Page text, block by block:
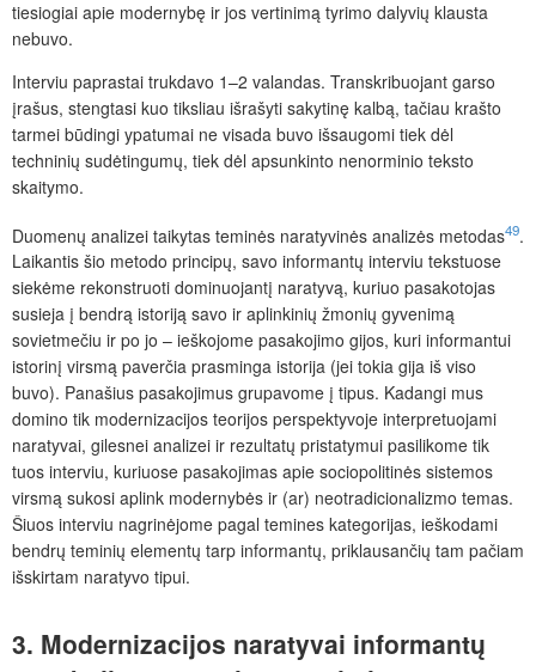
tiesiogiai apie modernybę ir jos vertinimą tyrimo dalyvių klausta
nebuvo.
Interviu paprastai trukdavo 1–2 valandas. Transkribuojant garso
įrašus, stengtasi kuo tiksliau išrašyti sakytinę kalbą, tačiau krašto
tarmei būdingi ypatumai ne visada buvo išsaugomi tiek dėl
techninių sudėtingumų, tiek dėl apsunkinto nenorminio teksto
skaitymo.
Duomenų analizei taikytas teminės naratyvinės analizės metodas49.
Laikantis šio metodo principų, savo informantų interviu tekstuose
siekėme rekonstruoti dominuojantį naratyvą, kuriuo pasakotojas
susieja į bendrą istoriją savo ir aplinkinių žmonių gyvenimą
sovietmečiu ir po jo – ieškojome pasakojimo gijos, kuri informantui
istorinį virsmą paverčia prasminga istorija (jei tokia gija iš viso
buvo). Panašius pasakojimus grupavome į tipus. Kadangi mus
domino tik modernizacijos teorijos perspektyvoje interpretuojami
naratyvai, gilesnei analizei ir rezultatų pristatymui pasilikome tik
tuos interviu, kuriuose pasakojimas apie sociopolitinės sistemos
virsmą sukosi aplink modernybės ir (ar) neotradicionalizmo temas.
Šiuos interviu nagrinėjome pagal temines kategorijas, ieškodami
bendrų teminių elementų tarp informantų, priklausančių tam pačiam
išskirtam naratyvo tipui.
3. Modernizacijos naratyvai informantų